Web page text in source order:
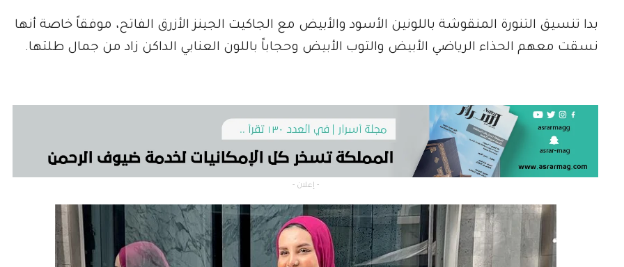
بدا تنسيق التنورة المنقوشة باللونين الأسود والأبيض مع الجاكيت الجينز الأزرق الفاتح، موفقاً خاصة أنها
نسقت معهم الحذاء الرياضي الأبيض والتوب الأبيض وحجاباً باللون العنابي الداكن زاد من جمال طلتها.
- إعلان -